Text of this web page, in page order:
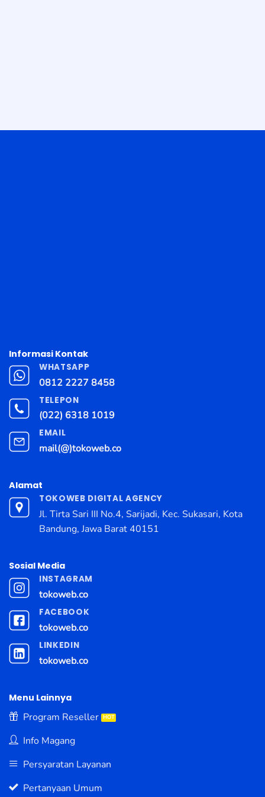
Informasi Kontak
WHATSAPP
0812 2227 8458
TELEPON
(022) 6318 1019
EMAIL
mail(@)tokoweb.co
Alamat
TOKOWEB DIGITAL AGENCY
Jl. Tirta Sari III No.4, Sarijadi, Kec. Sukasari, Kota
Bandung, Jawa Barat 40151
Sosial Media
INSTAGRAM
tokoweb.co
FACEBOOK
tokoweb.co
LINKEDIN
tokoweb.co
Menu Lainnya
Program Reseller
Info Magang
Persyaratan Layanan
Pertanyaan Umum